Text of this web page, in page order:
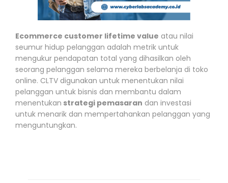
Ecommerce customer lifetime value atau nilai
seumur hidup pelanggan adalah metrik untuk
mengukur pendapatan total yang dihasilkan oleh
seorang pelanggan selama mereka berbelanja di toko
online. CLTV digunakan untuk menentukan nilai
pelanggan untuk bisnis dan membantu dalam
menentukan strategi pemasaran dan investasi
untuk menarik dan mempertahankan pelanggan yang
menguntungkan.